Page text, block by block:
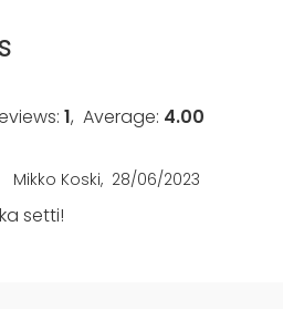
/ Activity
1, Average: 4.00
Mikko Koski 28/06/2023
setti!